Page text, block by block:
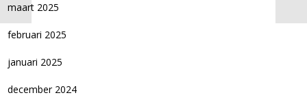
maart 2025
februari 2025
januari 2025
december 2024